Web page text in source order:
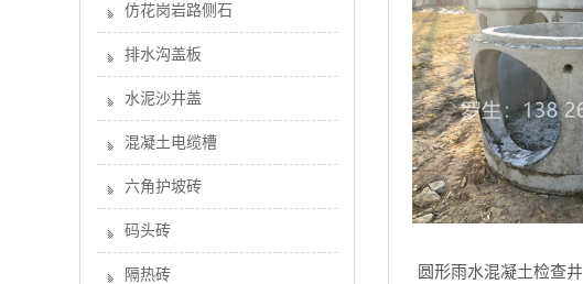
仿花岗岩路侧石
排水沟盖板
水泥沙井盖
混凝土电缆槽
六角护坡砖
码头砖
隔热砖 圆形雨水混凝土检查井